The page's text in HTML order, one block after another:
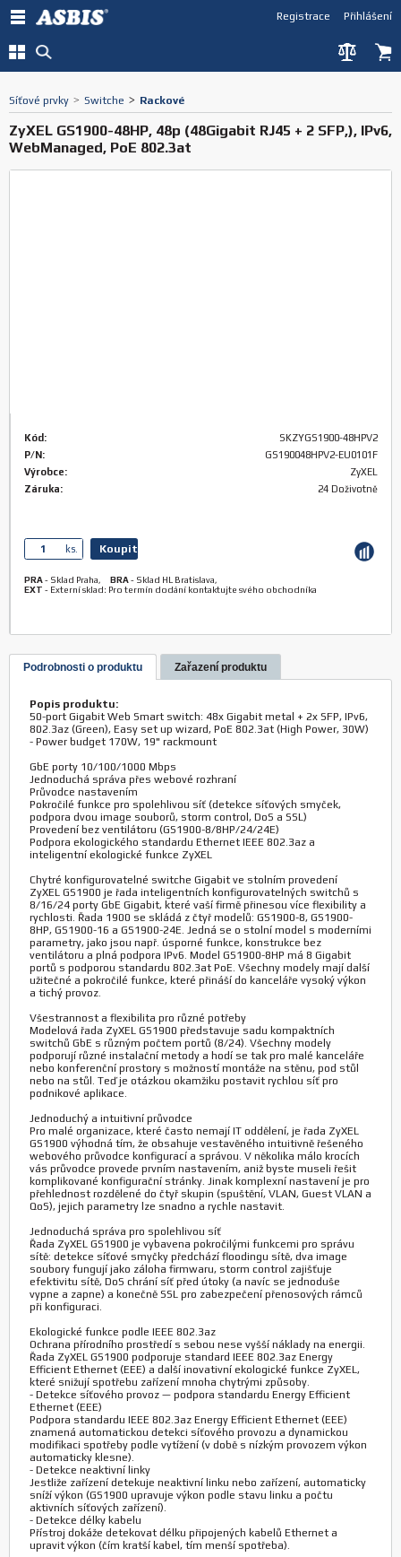
Přihlášení
Registrace
Síťové prvky > Switche > Rackové
ZyXEL GS1900-48HP, 48p (48Gigabit RJ45 + 2 SFP,), IPv6,
WebManaged, PoE 802.3at
Kód:
SKZYGS1900-48HPV2
P/N:
GS190048HPV2-EU0101F
Výrobce:
ZyXEL
Záruka:
24 Doživotně
ks. Koupit
PRA- Sklad Praha, BRA- Sklad HL Bratislava,
EXT - Externí sklad: Pro termín dodání kontaktujte svého obchodníka
Podrobnosti o produktu Zařazení produktu
Popis produktu:
50-port Gigabit Web Smart switch: 48x Gigabit metal + 2x SFP, IPv6,
802.3az (Green), Easy set up wizard, PoE 802.3at (High Power, 30W)
- Power budget 170W, 19" rackmount
GbE porty 10/100/1000 Mbps
Jednoduchá správa přes webové rozhraní
Průvodce nastavením
Pokročilé funkce pro spolehlivou síť (detekce síťových smyček,
podpora dvou image souborů, storm control, DoS a SSL)
Provedení bez ventilátoru (GS1900-8/8HP/24/24E)
Podpora ekologického standardu Ethernet IEEE 802.3az a
inteligentní ekologické funkce ZyXEL
Chytré konfigurovatelné switche Gigabit ve stolním provedení
ZyXEL GS1900 je řada inteligentních konfigurovatelných switchů s
8/16/24 porty GbE Gigabit, které vaší firmě přinesou více flexibility a
rychlosti. Řada 1900 se skládá z čtyř modelů: GS1900-8, GS1900-
8HP, GS1900-16 a GS1900-24E. Jedná se o stolní model s moderními
parametry, jako jsou např. úsporné funkce, konstrukce bez
ventilátoru a plná podpora IPv6. Model GS1900-8HP má 8 Gigabit
portů s podporou standardu 802.3at PoE. Všechny modely mají další
užitečné a pokročilé funkce, které přináší do kanceláře vysoký výkon
a tichý provoz.
Všestrannost a flexibilita pro různé potřeby
Modelová řada ZyXEL GS1900 představuje sadu kompaktních
switchů GbE s různým počtem portů (8/24). Všechny modely
podporují různé instalační metody a hodí se tak pro malé kanceláře
nebo konferenční prostory s možností montáže na stěnu, pod stůl
nebo na stůl. Teď je otázkou okamžiku postavit rychlou síť pro
podnikové aplikace.
Jednoduchý a intuitivní průvodce
Pro malé organizace, které často nemají IT oddělení, je řada ZyXEL
GS1900 výhodná tím, že obsahuje vestavěného intuitivně řešeného
webového průvodce konfigurací a správou. V několika málo krocích
vás průvodce provede prvním nastavením, aniž byste museli řešit
komplikované konfigurační stránky. Jinak komplexní nastavení je pro
přehlednost rozdělené do čtyř skupin (spuštění, VLAN, Guest VLAN a
QoS), jejich parametry lze snadno a rychle nastavit.
Jednoduchá správa pro spolehlivou síť
Řada ZyXEL GS1900 je vybavena pokročilými funkcemi pro správu
sítě: detekce síťové smyčky předchází floodingu sítě, dva image
soubory fungují jako záloha firmwaru, storm control zajišťuje
efektivitu sítě, DoS chrání síť před útoky (a navíc se jednoduše
vypne a zapne) a konečně SSL pro zabezpečení přenosových rámců
při konfiguraci.
Ekologické funkce podle IEEE 802.3az
Ochrana přírodního prostředí s sebou nese vyšší náklady na energii.
Řada ZyXEL GS1900 podporuje standard IEEE 802.3az Energy
Efficient Ethernet (EEE) a další inovativní ekologické funkce ZyXEL,
které snižují spotřebu zařízení mnoha chytrými způsoby.
- Detekce síťového provoz — podpora standardu Energy Efficient
Ethernet (EEE)
Podpora standardu IEEE 802.3az Energy Efficient Ethernet (EEE)
znamená automatickou detekci síťového provozu a dynamickou
modifikaci spotřeby podle vytížení (v době s nízkým provozem výkon
automaticky klesne).
- Detekce neaktivní linky
Jestliže zařízení detekuje neaktivní linku nebo zařízení, automaticky
sníží výkon (GS1900 upravuje výkon podle stavu linku a počtu
aktivních síťových zařízení).
- Detekce délky kabelu
Přístroj dokáže detekovat délku připojených kabelů Ethernet a
upravit výkon (čím kratší kabel, tím menší spotřeba).